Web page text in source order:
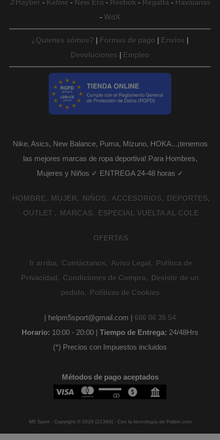
J'Hayber- Kelme- New Era - Reebok- Regatta - Havaianas
- WdX
¿Quienes sómos? | Formas de pago | Envíos |
Devoluciones | Empleo
Nike, Asics, New Balance, Puma, Mizuno, HOKA...¡tenemos
las mejores marcas de ropa deportiva! Para Hombres,
Mujeres y Niños ✓ ENTREGA 24-48 horas ✓
HOMBRE MUJER NIÑOS ACCESORIOS
DEPORTES
OUTLET
MARCAS ESPECIAL VUELTA AL COLE
OFERTAS
Ir arriba Contáctanos Aviso Legal
Política de
Privacidad
Condiciones de Compra
Desistir de un
pedido
Políticas de Cookies
| helpm5sport@gmail.com | 686 06 35 54
Horario: 10:00 - 20:00 | Tiempo de Entrega: 24/48Hrs
(*) Precios con Impuestos incluidos
Métodos de pago aceptados
M5 Sport- Copyright © 2026 [21366] - Con la tecnología de Palbin.com